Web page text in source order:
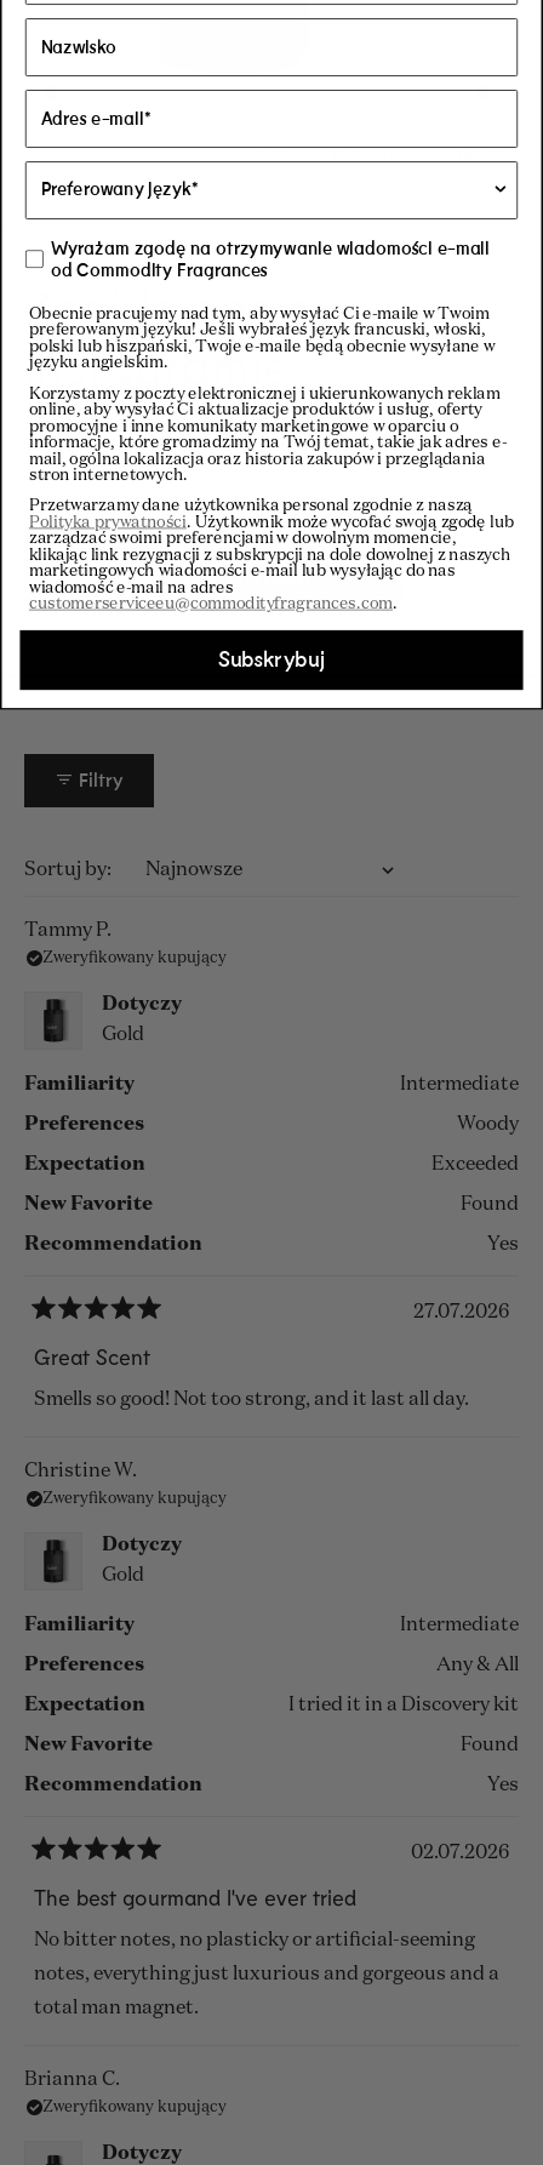
Juice Regular price
34–155euro
Regular price
155€
Regular
34€ Milk
Znajdź nas na
Instagramie
Najlepszy sposób, aby być na bieżąco
z tym, co dzieje się w Commodity.
Odwiedź nasz
Instagram
Filtry
Sortuj
Tammy P.
Zweryfikowany kupujący
Dotyczy
Gold
Familiarity Intermediate
Preferences Woody
Expectation Exceeded
New Favorite Found
Recommendation Yes
na
5
z
5
27.07.2026
Great Scent
Smells so good! Not too strong, and it last all day.
Christine W.
Zweryfikowany kupujący
Dotyczy
Gold
Familiarity Intermediate
Preferences Any & All
Expectation I tried it in a Discovery kit
New Favorite Found
Recommendation Yes
na
5
z
5
gwiazdek
02.07.2026
The best gourmand I've ever tried
No bitter notes, no plasticky or artificial-seeming
notes, everything just luxurious and gorgeous and a
total man magnet.
Brianna C.
Zweryfikowany kupujący
Dotyczy
Wczytywanie...
Wyrażam zgodę na otrzymywanie wiadomości e-mail
od Commodity Fragrances
Obecnie pracujemy nad tym, aby wysyłać Ci e-maile w Twoim
preferowanym języku! Jeśli wybrałeś język francuski, włoski,
polski lub hiszpański, Twoje e-maile będą obecnie wysyłane w
języku angielskim.
Korzystamy z poczty elektronicznej i ukierunkowanych reklam
online, aby wysyłać Ci aktualizacje produktów i usług, oferty
promocyjne i inne komunikaty marketingowe w oparciu o
informacje, które gromadzimy na Twój temat, takie jak adres e-
mail, ogólna lokalizacja oraz historia zakupów i przeglądania
stron internetowych.
Przetwarzamy dane użytkownika personal zgodnie z naszą
Polityka prywatności. Użytkownik może wycofać swoją zgodę lub
zarządzać swoimi preferencjami w dowolnym momencie,
klikając link rezygnacji z subskrypcji na dole dowolnej z naszych
marketingowych wiadomości e-mail lub wysyłając do nas
wiadomość e-mail na adres
customerserviceeu@commodityfragrances.com.
Subskrybuj